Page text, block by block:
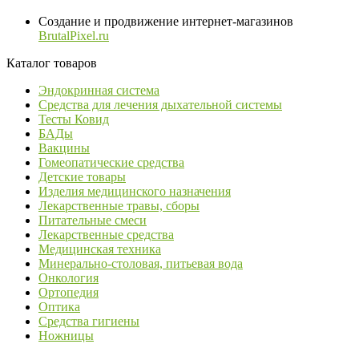
Создание и продвижение интернет-магазинов
BrutalPixel.ru
Каталог товаров
Эндокринная система
Средства для лечения дыхательной системы
Тесты Ковид
БАДы
Вакцины
Гомеопатические средства
Детские товары
Изделия медицинского назначения
Лекарственные травы, сборы
Питательные смеси
Лекарственные средства
Медицинская техника
Минерально-столовая, питьевая вода
Онкология
Ортопедия
Оптика
Средства гигиены
Ножницы